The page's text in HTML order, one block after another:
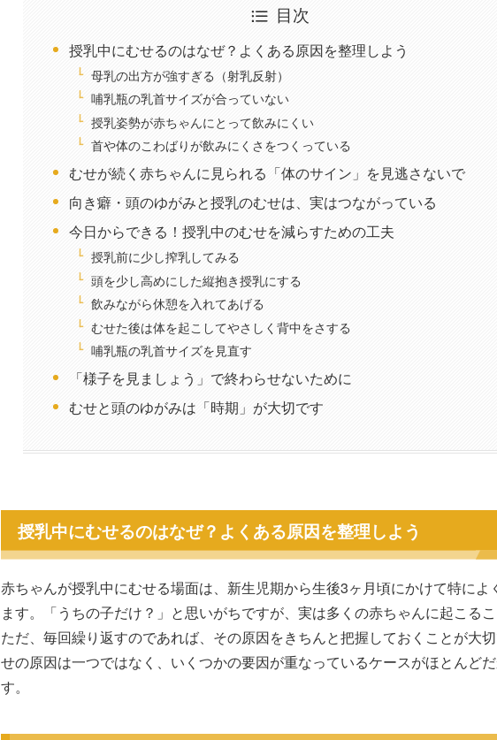
目次
授乳中にむせるのはなぜ？よくある原因を整理しよう
母乳の出方が強すぎる（射乳反射）
哺乳瓶の乳首サイズが合っていない
授乳姿勢が赤ちゃんにとって飲みにくい
首や体のこわばりが飲みにくさをつくっている
むせが続く赤ちゃんに見られる「体のサイン」を見逃さないで
向き癖・頭のゆがみと授乳のむせは、実はつながっている
今日からできる！授乳中のむせを減らすための工夫
授乳前に少し搾乳してみる
頭を少し高めにした縦抱き授乳にする
飲みながら休憩を入れてあげる
むせた後は体を起こしてやさしく背中をさする
哺乳瓶の乳首サイズを見直す
「様子を見ましょう」で終わらせないために
むせと頭のゆがみは「時期」が大切です
授乳中にむせるのはなぜ？よくある原因を整理しよう
赤ちゃんが授乳中にむせる場面は、新生児期から生後3ヶ月頃にかけて特によ
ます。「うちの子だけ？」と思いがちですが、実は多くの赤ちゃんに起こるこ
ただ、毎回繰り返すのであれば、その原因をきちんと把握しておくことが大
せの原因は一つではなく、いくつかの要因が重なっているケースがほとんど
す。